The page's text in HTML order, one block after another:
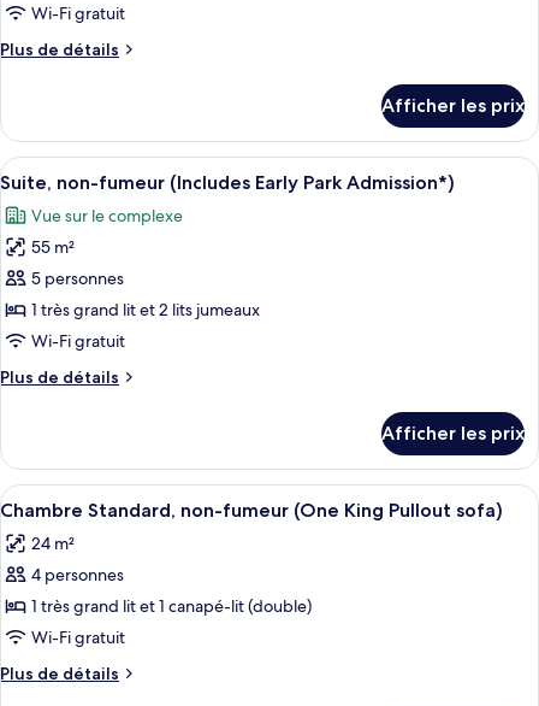
type
chambre :
fumeur
(Skyline
View
Two
Queens)
Wi-Fi gratuit
Plus de détails
Plus
Chambre,
non-
fumeur
View
Two
Queens)
Afficher les prix
Afficher
toutes
les
photos
pour
ce
type
chambre :
fumeur
(Includes
Early
Park
Admission*)
Suite, non-fumeur (Includes Early
5
Suite, non-fumeur (Includes Early Park Admission*)
Vue sur le complexe
55 m²
5 personnes
1 très grand lit et 2 lits jumeaux
Wi-Fi gratuit
Plus de détails
Plus
Suite,
non-
fumeur
Early
Park
Afficher les prix
Afficher
toutes
les
photos
pour
ce
type
de
Une chambre d’hôtel avec un grand
4
Chambre Standard, non-fumeur (One King Pullout sofa)
24 m²
4 personnes
1 très grand lit et 1 canapé-lit (double)
Wi-Fi gratuit
Plus de détails
Plus